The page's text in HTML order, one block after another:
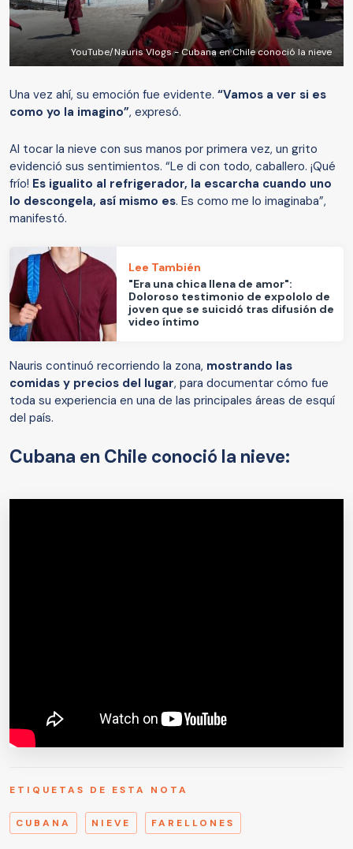
YouTube/Nauris Vlogs - Cubana en Chile conoció la nieve
Una vez ahí, su emoción fue evidente. “Vamos a ver si es
como yo la imagino”, expresó.
Al tocar la nieve con sus manos por primera vez, un grito
evidenció sus sentimientos. “Le di con todo, caballero. ¡Qué
frío! Es igualito al refrigerador, la escarcha cuando uno
lo descongela, así mismo es. Es como me lo imaginaba”,
manifestó.
Lee También
"Era una chica llena de amor":
Doloroso testimonio de expololo de
joven que se suicidó tras difusión de
video íntimo
Nauris continuó recorriendo la zona, mostrando las
comidas y precios del lugar, para documentar cómo fue
toda su experiencia en una de las principales áreas de esquí
del país.
Cubana en Chile conoció la nieve:
ETIQUETAS DE ESTA NOTA
CUBANA NIEVE FARELLONES